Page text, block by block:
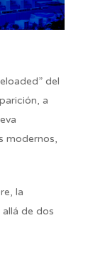
del
a
modernos,
la
de dos